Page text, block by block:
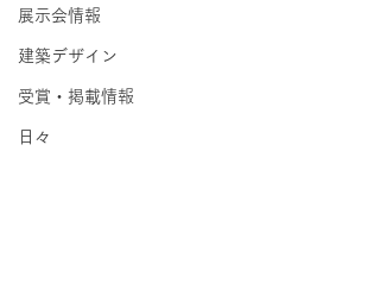
展示会情報
建築デザイン
受賞・掲載情報
日々